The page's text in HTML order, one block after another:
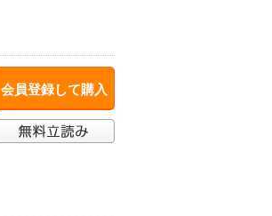
会員登録して購入